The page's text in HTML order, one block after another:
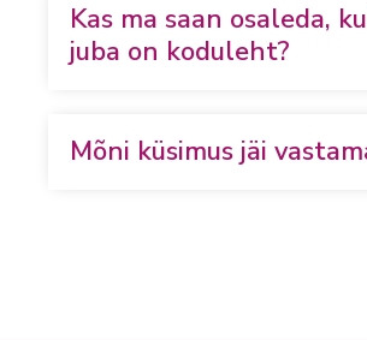
Kas ma saan osaleda,
juba on koduleht?
Mõni küsimus jäi